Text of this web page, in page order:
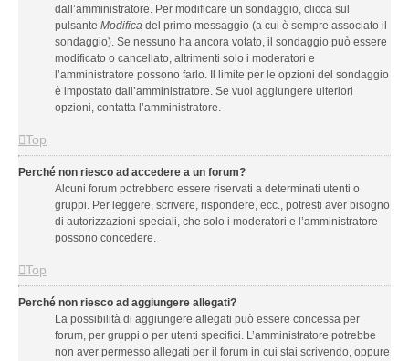
dall’amministratore. Per modificare un sondaggio, clicca sul
pulsante Modifica del primo messaggio (a cui è sempre associato il
sondaggio). Se nessuno ha ancora votato, il sondaggio può essere
modificato o cancellato, altrimenti solo i moderatori e
l’amministratore possono farlo. Il limite per le opzioni del sondaggio
è impostato dall’amministratore. Se vuoi aggiungere ulteriori
opzioni, contatta l’amministratore.
Top
Perché non riesco ad accedere a un forum?
Alcuni forum potrebbero essere riservati a determinati utenti o
gruppi. Per leggere, scrivere, rispondere, ecc., potresti aver bisogno
di autorizzazioni speciali, che solo i moderatori e l’amministratore
possono concedere.
Top
Perché non riesco ad aggiungere allegati?
La possibilità di aggiungere allegati può essere concessa per
forum, per gruppi o per utenti specifici. L’amministratore potrebbe
non aver permesso allegati per il forum in cui stai scrivendo, oppure